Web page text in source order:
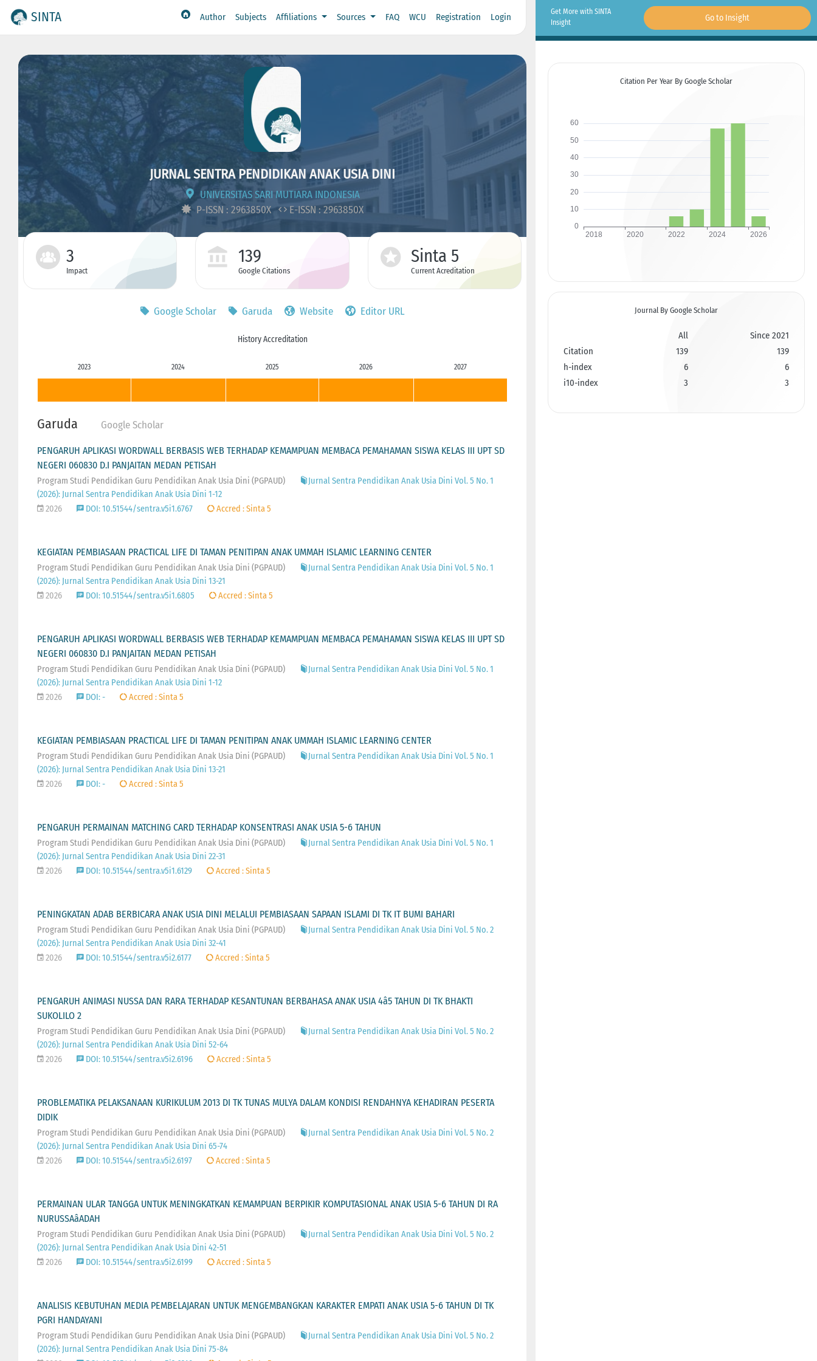
SINTA Author Subjects Affiliations Sources FAQ WCU Registration Login
JURNAL SENTRA PENDIDIKAN ANAK USIA DINI
UNIVERSITAS SARI MUTIARA INDONESIA
P-ISSN : 2963850X
E-ISSN : 2963850X
3
Impact
139
Google Citations
Sinta 5
Current Acreditation
Google Scholar Garuda Website Editor URL
History Accreditation
2023 2024 2025 2026 2027
Garuda Google Scholar
PENGARUH APLIKASI WORDWALL BERBASIS WEB TERHADAP KEMAMPUAN MEMBACA PEMAHAMAN SISWA KELAS III UPT SD
NEGERI 060830 D.I PANJAITAN MEDAN PETISAH
Program Studi Pendidikan Guru Pendidikan Anak Usia Dini (PGPAUD)
Jurnal Sentra Pendidikan Anak Usia Dini Vol. 5 No. 1
(2026): Jurnal Sentra Pendidikan Anak Usia Dini 1-12
2026
DOI: 10.51544/sentra.v5i1.6767 Accred : Sinta 5
KEGIATAN PEMBIASAAN PRACTICAL LIFE DI TAMAN PENITIPAN ANAK UMMAH ISLAMIC LEARNING CENTER
Program Studi Pendidikan Guru Pendidikan Anak Usia Dini (PGPAUD)
Jurnal Sentra Pendidikan Anak Usia Dini Vol. 5 No. 1
(2026): Jurnal Sentra Pendidikan Anak Usia Dini 13-21
2026
DOI: 10.51544/sentra.v5i1.6805 Accred : Sinta 5
PENGARUH APLIKASI WORDWALL BERBASIS WEB TERHADAP KEMAMPUAN MEMBACA PEMAHAMAN SISWA KELAS III UPT SD
NEGERI 060830 D.I PANJAITAN MEDAN PETISAH
Program Studi Pendidikan Guru Pendidikan Anak Usia Dini (PGPAUD)
Jurnal Sentra Pendidikan Anak Usia Dini Vol. 5 No. 1
(2026): Jurnal Sentra Pendidikan Anak Usia Dini 1-12
2026
DOI: - Accred : Sinta 5
KEGIATAN PEMBIASAAN PRACTICAL LIFE DI TAMAN PENITIPAN ANAK UMMAH ISLAMIC LEARNING CENTER
Program Studi Pendidikan Guru Pendidikan Anak Usia Dini (PGPAUD)
Jurnal Sentra Pendidikan Anak Usia Dini Vol. 5 No. 1
(2026): Jurnal Sentra Pendidikan Anak Usia Dini 13-21
2026
DOI: - Accred : Sinta 5
PENGARUH PERMAINAN MATCHING CARD TERHADAP KONSENTRASI ANAK USIA 5-6 TAHUN
Program Studi Pendidikan Guru Pendidikan Anak Usia Dini (PGPAUD)
Jurnal Sentra Pendidikan Anak Usia Dini Vol. 5 No. 1
(2026): Jurnal Sentra Pendidikan Anak Usia Dini 22-31
2026
DOI: 10.51544/sentra.v5i1.6129 Accred : Sinta 5
PENINGKATAN ADAB BERBICARA ANAK USIA DINI MELALUI PEMBIASAAN SAPAAN ISLAMI DI TK IT BUMI BAHARI
Program Studi Pendidikan Guru Pendidikan Anak Usia Dini (PGPAUD)
Jurnal Sentra Pendidikan Anak Usia Dini Vol. 5 No. 2
(2026): Jurnal Sentra Pendidikan Anak Usia Dini 32-41
2026
DOI: 10.51544/sentra.v5i2.6177 Accred : Sinta 5
PENGARUH ANIMASI NUSSA DAN RARA TERHADAP KESANTUNAN BERBAHASA ANAK USIA 4â5 TAHUN DI TK BHAKTI
SUKOLILO 2
Program Studi Pendidikan Guru Pendidikan Anak Usia Dini (PGPAUD)
Jurnal Sentra Pendidikan Anak Usia Dini Vol. 5 No. 2
(2026): Jurnal Sentra Pendidikan Anak Usia Dini 52-64
2026
DOI: 10.51544/sentra.v5i2.6196 Accred : Sinta 5
PROBLEMATIKA PELAKSANAAN KURIKULUM 2013 DI TK TUNAS MULYA DALAM KONDISI RENDAHNYA KEHADIRAN PESERTA
DIDIK
Program Studi Pendidikan Guru Pendidikan Anak Usia Dini (PGPAUD)
Jurnal Sentra Pendidikan Anak Usia Dini Vol. 5 No. 2
(2026): Jurnal Sentra Pendidikan Anak Usia Dini 65-74
2026
DOI: 10.51544/sentra.v5i2.6197 Accred : Sinta 5
PERMAINAN ULAR TANGGA UNTUK MENINGKATKAN KEMAMPUAN BERPIKIR KOMPUTASIONAL ANAK USIA 5-6 TAHUN DI RA
NURUSSAâADAH
Program Studi Pendidikan Guru Pendidikan Anak Usia Dini (PGPAUD)
Jurnal Sentra Pendidikan Anak Usia Dini Vol. 5 No. 2
(2026): Jurnal Sentra Pendidikan Anak Usia Dini 42-51
2026
DOI: 10.51544/sentra.v5i2.6199 Accred : Sinta 5
ANALISIS KEBUTUHAN MEDIA PEMBELAJARAN UNTUK MENGEMBANGKAN KARAKTER EMPATI ANAK USIA 5-6 TAHUN DI TK
PGRI HANDAYANI
Program Studi Pendidikan Guru Pendidikan Anak Usia Dini (PGPAUD)
Jurnal Sentra Pendidikan Anak Usia Dini Vol. 5 No. 2
(2026): Jurnal Sentra Pendidikan Anak Usia Dini 75-84
Get More with SINTA
Insight
Go to Insight
Citation Per Year By Google Scholar
Journal By Google Scholar
All
Since 2021
Citation
139
139
h-index
6
6
i10-index
3 3